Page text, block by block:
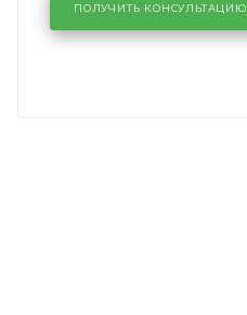
кузовном сервисе
KUTUZOVV
ПОЛУЧИТЬ КОНСУЛЬТАЦИЮ